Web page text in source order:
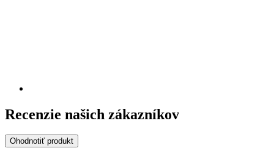
Recenzie našich zákazníkov
Ohodnotiť produkt